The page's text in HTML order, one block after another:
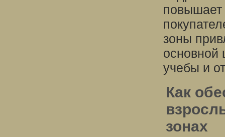
повышает
зоны
основной
учебы и
Как
зонах